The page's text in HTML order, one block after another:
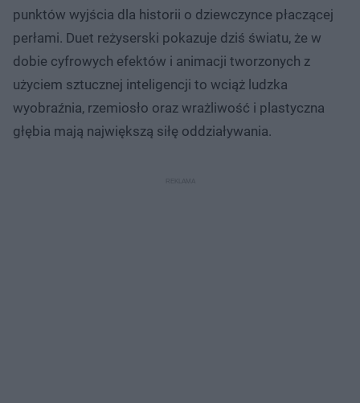
punktów wyjścia dla historii o dziewczynce płaczącej
perłami. Duet reżyserski pokazuje dziś światu, że w
dobie cyfrowych efektów i animacji tworzonych z
użyciem sztucznej inteligencji to wciąż ludzka
wyobraźnia, rzemiosło oraz wrażliwość i plastyczna
głębia mają największą siłę oddziaływania.